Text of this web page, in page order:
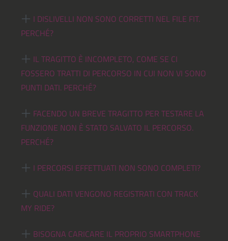
I DISLIVELLI NON SONO CORRETTI NEL FILE FIT.
PERCHÉ?
IL TRAGITTO È INCOMPLETO, COME SE CI
FOSSERO TRATTI DI PERCORSO IN CUI NON VI SONO
PUNTI DATI. PERCHÉ?
FACENDO UN BREVE TRAGITTO PER TESTARE LA
FUNZIONE NON È STATO SALVATO IL PERCORSO.
PERCHÉ?
I PERCORSI EFFETTUATI NON SONO COMPLETI?
QUALI DATI VENGONO REGISTRATI CON TRACK
MY RIDE?
BISOGNA CARICARE IL PROPRIO SMARTPHONE